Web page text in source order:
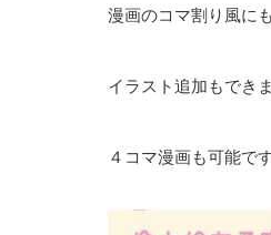
漫画のコマ割り風に
イラスト追加もできま
４コマ漫画も可能です